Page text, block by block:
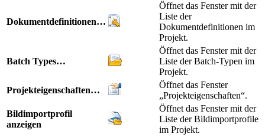
Dokumentdefinitionen…
Öffnet das Fenster mit der
Liste der
Dokumentdefinitionen im
Projekt.
Batch Types…
Öffnet das Fenster mit der
Liste der Batch-Typen im
Projekt.
Projekteigenschaften…
Öffnet das Fenster
„Projekteigenschaften“.
Bildimportprofil
anzeigen
Öffnet das Fenster mit der
Liste der Bildimportprofile
im Projekt.